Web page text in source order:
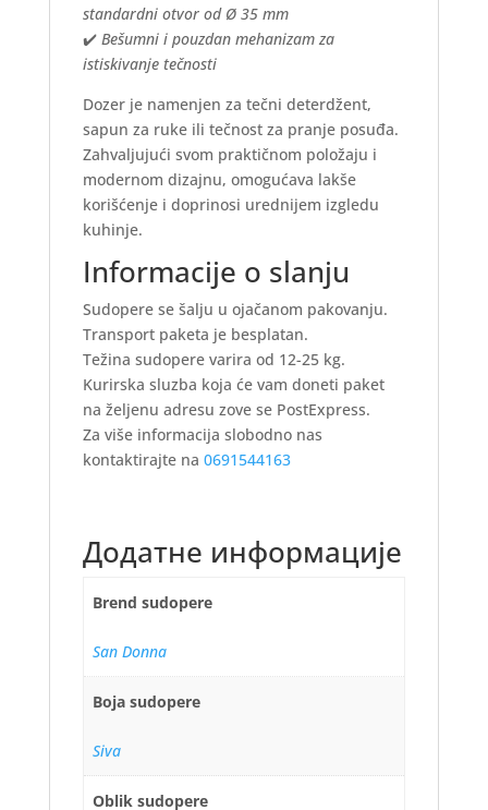
standardni otvor od Ø 35 mm
✔️ Bešumni i pouzdan mehanizam za
istiskivanje tečnosti
Dozer je namenjen za tečni deterdžent,
sapun za ruke ili tečnost za pranje posuđa.
Zahvaljujući svom praktičnom položaju i
modernom dizajnu, omogućava lakše
korišćenje i doprinosi urednijem izgledu
kuhinje.
Informacije o slanju
Sudopere se šalju u ojačanom pakovanju.
Transport paketa je besplatan.
Težina sudopere varira od 12-25 kg.
Kurirska sluzba koja će vam doneti paket
na željenu adresu zove se PostExpress.
Za više informacija slobodno nas
kontaktirajte na 0691544163
Додатне информације
Brend sudopere
San Donna
Boja sudopere
Siva
Oblik sudopere